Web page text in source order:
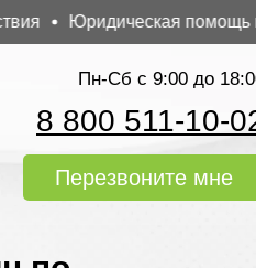
Юридическая помощь при
Перезвоните мне
8 800 511-10-
Пн-Сб с 9:00 до